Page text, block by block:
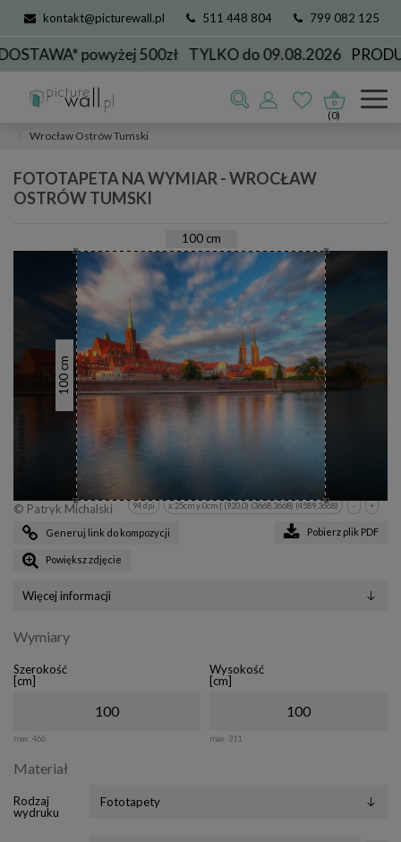
kontakt@picturewall.pl 511 448 804 799 082 125
powyżej 500zł TYLKO do 09.08.2026
(0)
Fototapety Wrocław
Wrocław Ostrów Tumski
FOTOTAPETA NA WYMIAR - WROCŁAW
OSTRÓW TUMSKI
100cm
100
cm
+
-
x:25cm y:0cm | (920,0) (3668,3668) (4589,3668)
94 dpi
© Patryk Michalski
Generuj link do kompozycji Pobierz plik PDF
Powiększ zdjęcie
Więcej informacji
Wymiary
Szerokość
[cm]
max: 466
Wysokość
[cm]
max: 311
Materiał
Rodzaj
wydruku